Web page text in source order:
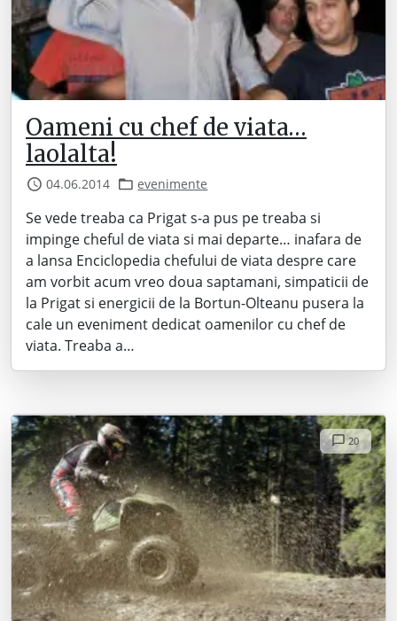
Oameni cu chef de viata…
laolalta!
04.06.2014 evenimente
Se vede treaba ca Prigat s-a pus pe treaba si
impinge cheful de viata si mai departe… inafara de
a lansa Enciclopedia chefului de viata despre care
am vorbit acum vreo doua saptamani, simpaticii de
la Prigat si energicii de la Bortun-Olteanu pusera la
cale un eveniment dedicat oamenilor cu chef de
viata. Treaba a…
20